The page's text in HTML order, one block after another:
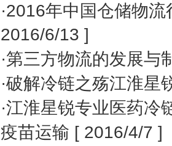
·2016年中国仓储物
2016/6/13 ]
·第三方物流的发展与
·破解冷链之殇江淮星
·江淮星锐专业医药冷
疫苗运输 [ 2016/4/7 ]